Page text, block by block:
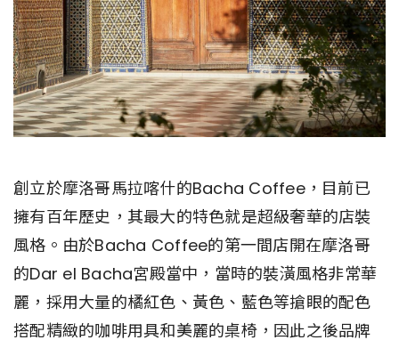
創立於摩洛哥馬拉喀什的Bacha Coffee，目前已
擁有百年歷史，其最大的特色就是超級奢華的店裝
風格。由於Bacha Coffee的第一間店開在摩洛哥
的Dar el Bacha宮殿當中，當時的裝潢風格非常華
麗，採用大量的橘紅色、黃色、藍色等搶眼的配色
搭配精緻的咖啡用具和美麗的桌椅，因此之後品牌